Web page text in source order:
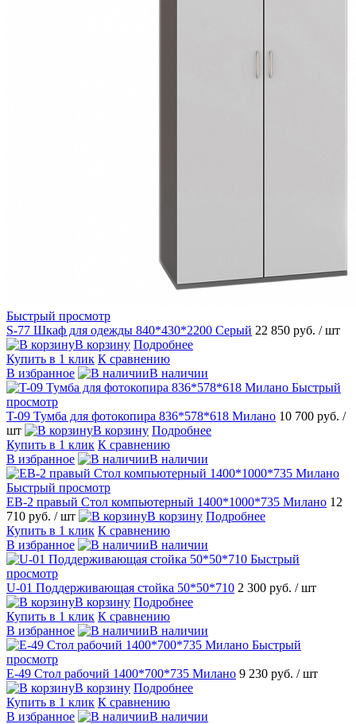
Быстрый просмотр
S-77 Шкаф для одежды 840*430*2200 Серый 22 850 руб. / шт
В корзину Подробнее
Купить в 1 клик К сравнению
В избранное
В наличии
Быстрый
просмотр
T-09 Тумба для фотокопира 836*578*618 Милано 10 700 руб. /
шт
В корзину Подробнее
Купить в 1 клик К сравнению
В избранное
В наличии
Быстрый просмотр
EВ-2 правый Стол компьютерный 1400*1000*735 Милано 12
710 руб. / шт В корзину Подробнее
Купить в 1 клик К сравнению
В избранное
В наличии
Быстрый
просмотр
U-01 Поддерживающая стойка 50*50*710 2 300 руб. / шт
В корзину Подробнее
Купить в 1 клик К сравнению
В избранное
В наличии
Быстрый
просмотр
E-49 Стол рабочий 1400*700*735 Милано 9 230 руб. / шт
В корзину Подробнее
Купить в 1 клик К сравнению
В избранное
В наличии